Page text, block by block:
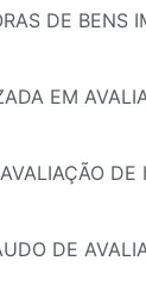
DE BENS
EM
DE
DE